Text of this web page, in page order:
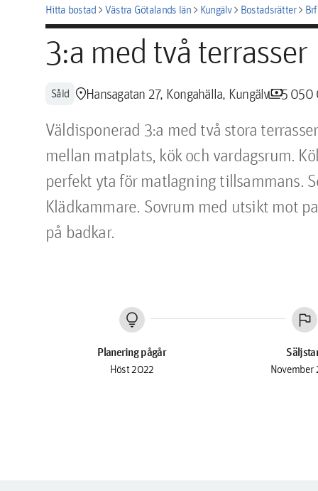
Hitta bostadchevron_rightVästra Götalands länchevron_rightKungälvchevron_rightBostadsrätterchevron_right
3:a med två terrasser
Såld location_pinHansagatan 27, Kongahälla, Kungälvpayments5 050
Väldisponerad 3:a med två stora
mellan matplats, kök och vardagsrum.
perfekt yta för matlagning tillsammans.
Klädkammare. Sovrum med utsikt mot
på badkar.
lightbulb
Planering pågår
Höst 2022
flag
November